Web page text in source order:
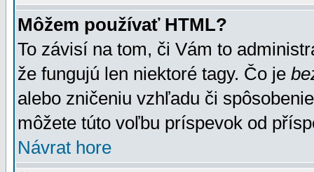
Môžem používať HTML?
To závisí na tom, či Vám to
že fungujú len niektoré tagy. Čo je
alebo zničeniu vzhľadu či
môžete túto voľbu príspevok od
Návrat hore